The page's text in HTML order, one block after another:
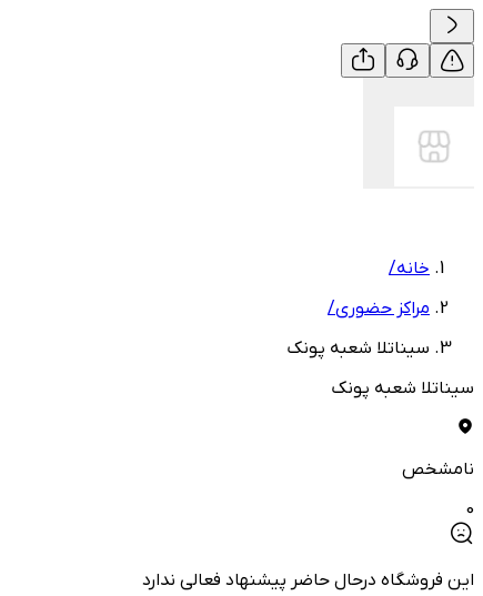
خانه/
مراکز حضوری/
سیناتلا شعبه پونک
سیناتلا شعبه پونک
نامشخص
0
این فروشگاه درحال حاضر پیشنهاد فعالی ندارد